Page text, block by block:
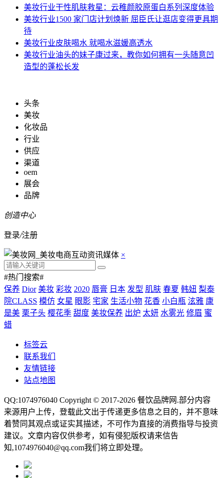
美妆行业干性肌肤救星：云稚颜胶原蛋白系列深度体验
美妆行业1500 家门店计划焕新 屈臣氏让逛店变得更具期
待
美妆行业皮肤喝水 就喝水滋媛高透水
美妆行业油头的妹子康过来，教你如何拥有一头随意凹
造型的蓬松长发
头条
美妆
化妆品
行业
供应
渠道
oem
展会
品牌
创造中心
登录/注册
×
#热门搜索#
保养 Dior 美妆 彩妆 2020 唇膏 日本 发型 肌肤 春夏 韩妞 梨泰
院CLASS 模仿 女星 眼影 宅家 生活小物 花香 小白瓶 泫雅 康
是美 栗子头 樱花季 甜度 美妆保养 出炉 太妍 水雾光 修眉 蜜
蜡
标签云
联系我们
友情链接
站点地图
QQ:1074976040 Copyright © 2017-2026 餐饮品牌网 .部分内容
来源用户上传，登载此文出于传递更多信息之目的，并不意味
着赞同其观点或证实其描述，不可作为直接的消费指导与投资
建议。文章内容仅供参考，如有侵犯版权请来信告
知,1074976040@qq.com我们将立即处理。